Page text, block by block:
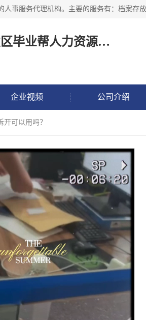
长沙高新技术产业开发区毕业帮人力资源咨询有限责任公司
企业视频 公司介绍
可以用吗？